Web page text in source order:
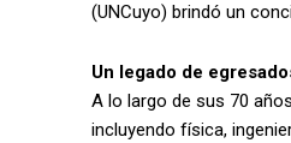
(UNCuyo) brindó un
Un legado de
A lo largo de sus 70
incluyendo física,